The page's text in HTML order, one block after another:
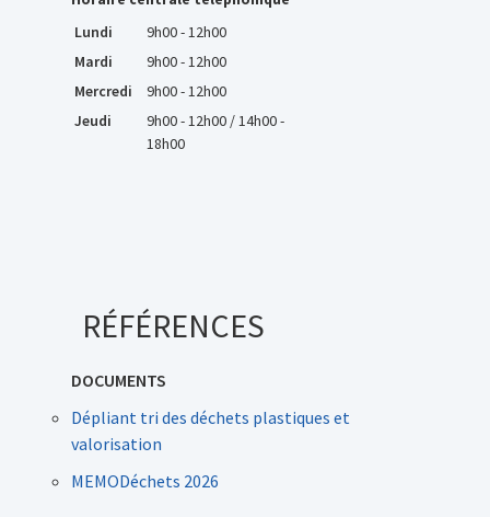
Lundi
9h00 - 12h00
Mardi
9h00 - 12h00
Mercredi
9h00 - 12h00
Jeudi
9h00 - 12h00 / 14h00 -
18h00
RÉFÉRENCES
DOCUMENTS
Dépliant tri des déchets plastiques et
valorisation
MEMODéchets 2026